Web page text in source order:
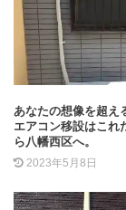
あなたの想像を超え
エアコン移設はこれ
ら八幡西区へ。
2023年5月8日